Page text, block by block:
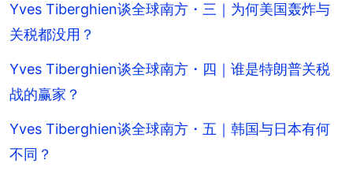
Yves Tiberghien谈全球南方・三｜为何美国轰炸与
关税都没用？
Yves Tiberghien谈全球南方・四｜谁是特朗普关税
战的赢家？
Yves Tiberghien谈全球南方・五｜韩国与日本有何
不同？